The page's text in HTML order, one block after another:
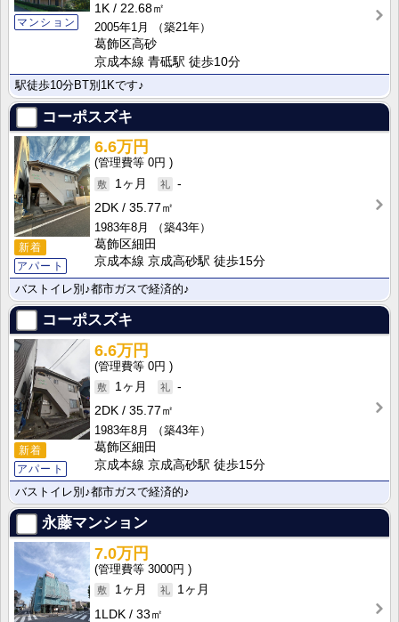
マンション
1K
22.68㎡
2005年1月
（築21年）
葛飾区高砂
京成本線 青砥駅 徒歩10分
駅徒歩10分BT別1Kです♪
コーポスズキ
新着
アパート
6.6万円
0円
1ヶ月
-
2DK
35.77㎡
1983年8月
（築43年）
葛飾区細田
京成本線 京成高砂駅 徒歩15分
バストイレ別♪都市ガスで経済的♪
コーポスズキ
新着
アパート
6.6万円
0円
1ヶ月
-
2DK
35.77㎡
1983年8月
（築43年）
葛飾区細田
京成本線 京成高砂駅 徒歩15分
バストイレ別♪都市ガスで経済的♪
永藤マンション
7.0万円
3000円
1ヶ月
1ヶ月
1LDK
33㎡